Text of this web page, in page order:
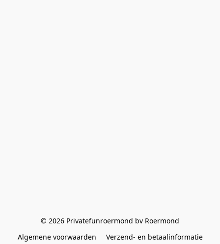
© 2026 Privatefunroermond bv Roermond
Algemene voorwaarden
Verzend- en betaalinformatie